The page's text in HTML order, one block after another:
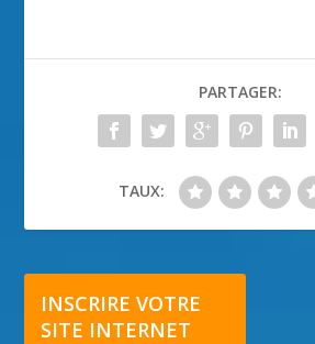
PARTAGER:
TAUX:
INSCRIRE VOTRE
SITE INTERNET